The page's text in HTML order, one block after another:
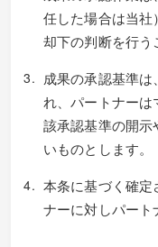
任した場合は当
却下の判断を行う
成果の承認基準
れ、パートナー
該承認基準の開
いものとします。
本条に基づく確定
ナーに対しパート